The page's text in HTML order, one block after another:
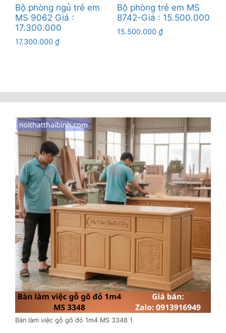
Bộ phòng ngủ trẻ em
MS 9062 Giá :
17.300.000
17.300.000 ₫
Bộ phòng trẻ em MS
8742-Giá : 15.500.000
15.500.000 ₫
Bàn làm việc gỗ gõ đỏ 1m4 MS 3348 1